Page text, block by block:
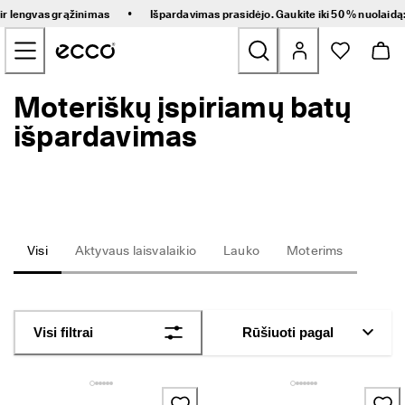
lengvas grąžinimas • Išpardavimas prasidėjo. Gaukite iki 50 %
Pereiti prie pagrindinio puslapio turinio
Naujienos
Moteriški
Golfs
Moteriškų įspiriamų batų
išpardavimas
Visi Aktyvaus laisvalaikio Lauko Moterims
Visi filtrai Rūšiuoti pagal